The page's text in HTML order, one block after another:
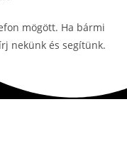
mögött. Ha bármi
nekünk és segítünk.